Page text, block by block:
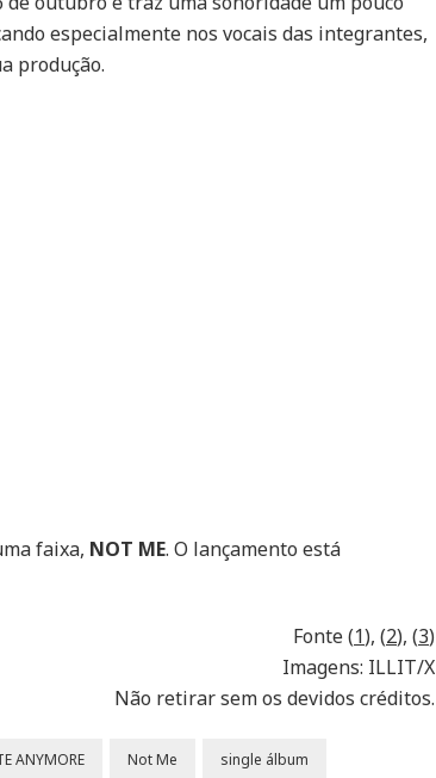
especialmente nos vocais das integrantes,
produção.
faixa, NOT ME. O lançamento está
Fonte (1), (2), (3)
Imagens: ILLIT/X
Não retirar sem os devidos créditos.
ANYMORE Not Me single álbum